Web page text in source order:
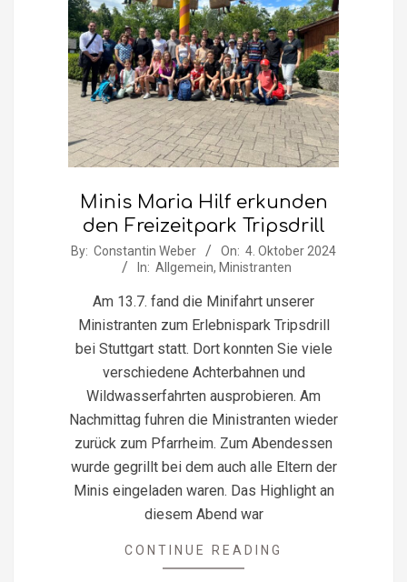
Minis Maria Hilf erkunden
den Freizeitpark Tripsdrill
2024-
By: Constantin Weber On: 4. Oktober 2024
In: Allgemein, Ministranten
Am 13.7. fand die Minifahrt unserer
Ministranten zum Erlebnispark Tripsdrill
bei Stuttgart statt. Dort konnten Sie viele
verschiedene Achterbahnen und
Wildwasserfahrten ausprobieren. Am
Nachmittag fuhren die Ministranten wieder
zurück zum Pfarrheim. Zum Abendessen
wurde gegrillt bei dem auch alle Eltern der
Minis eingeladen waren. Das Highlight an
diesem Abend war
CONTINUE READING